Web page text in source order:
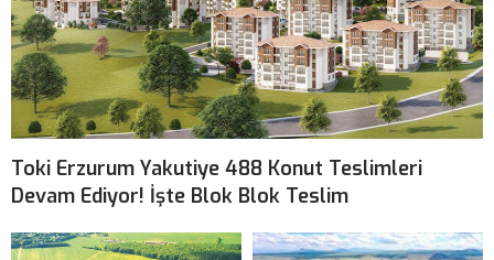
Toki Erzurum Yakutiye 488 Konut Teslimleri
Devam Ediyor! İşte Blok Blok Teslim